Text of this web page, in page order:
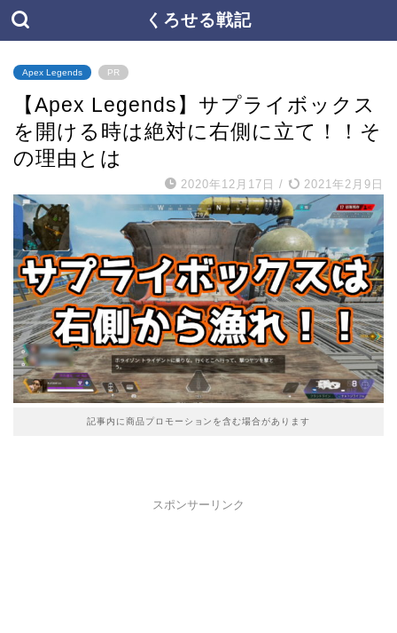
くろせる戦記
Apex Legends PR
【Apex Legends】サプライボックス
を開ける時は絶対に右側に立て！！そ
の理由とは
2020年12月17日 / 2021年2月9日
記事内に商品プロモーションを含む場合があります
スポンサーリンク